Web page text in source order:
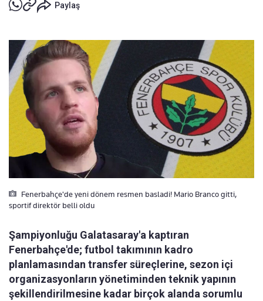
Paylaş
Fenerbahçe'de yeni dönem resmen basladi! Mario Branco gitti,
sportif direktör belli oldu
Şampiyonluğu Galatasaray'a kaptıran
Fenerbahçe'de; futbol takımının kadro
planlamasından transfer süreçlerine, sezon içi
organizasyonların yönetiminden teknik yapının
şekillendirilmesine kadar birçok alanda sorumlu